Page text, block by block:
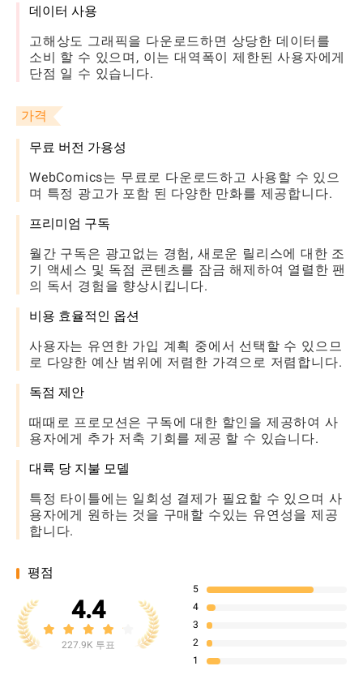
데이터 사용
고해상도 그래픽을 다운로드하면 상당한 데이터를
소비 할 수 있으며, 이는 대역폭이 제한된 사용자에게
단점 일 수 있습니다.
가격
무료 버전 가용성
WebComics는 무료로 다운로드하고 사용할 수 있으
며 특정 광고가 포함 된 다양한 만화를 제공합니다.
프리미엄 구독
월간 구독은 광고없는 경험, 새로운 릴리스에 대한 조
기 액세스 및 독점 콘텐츠를 잠금 해제하여 열렬한 팬
의 독서 경험을 향상시킵니다.
비용 효율적인 옵션
사용자는 유연한 가입 계획 중에서 선택할 수 있으므
로 다양한 예산 범위에 저렴한 가격으로 저렴합니다.
독점 제안
때때로 프로모션은 구독에 대한 할인을 제공하여 사
용자에게 추가 저축 기회를 제공 할 수 있습니다.
대륙 당 지불 모델
특정 타이틀에는 일회성 결제가 필요할 수 있으며 사
용자에게 원하는 것을 구매할 수있는 유연성을 제공
합니다.
평점
4.4
227.9K 투표
5
4
3
2
1